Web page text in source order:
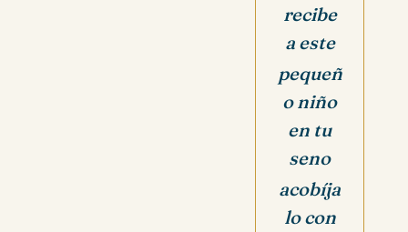
recibe
a este
pequeñ
o niño
en tu
seno
acobíja
lo con